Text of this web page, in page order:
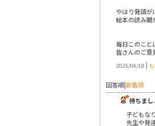
やはり発語が
絵本の読み聞
毎日このこと
皆さんのご意
2025/04/18 |
回答順|新着順
待ちまし
子どもな
先生や発